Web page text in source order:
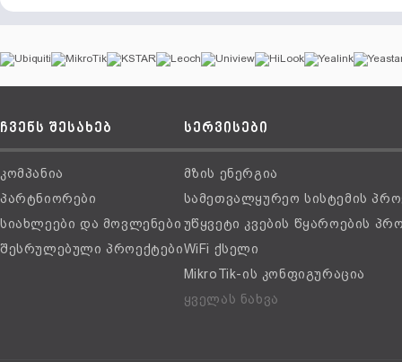
ჩვენს შესახებ
კომპანია
პარტნიორები
სიახლეები და მოვლენები
შესრულებული პროექტები
სერვისები
მზის ენერგია
სამეთვალყურეო სისტემის
უწყვეტი კვების წყაროების
WiFi ქსელი
MikroTik-ის კონფიგურაცია
ყველას ნახვა